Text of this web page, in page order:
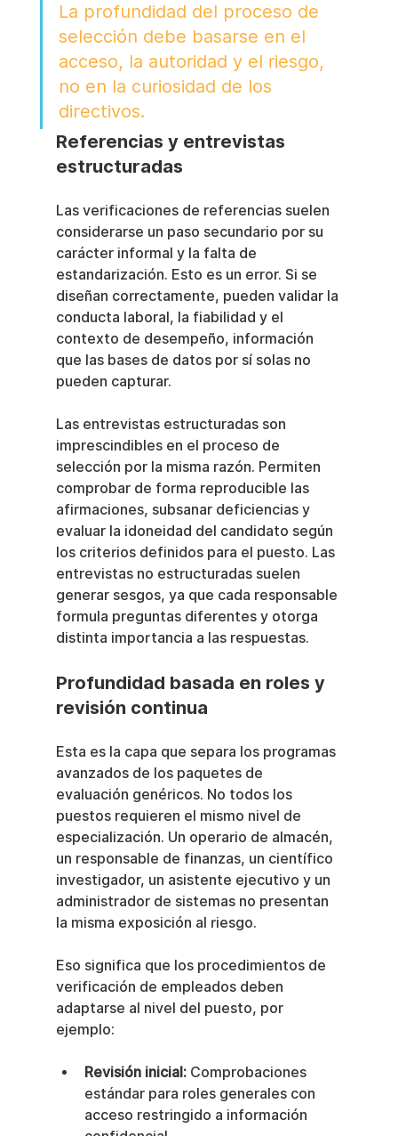
La profundidad del proceso de
selección debe basarse en el
acceso, la autoridad y el riesgo,
no en la curiosidad de los
directivos.
Referencias y entrevistas
estructuradas
Las verificaciones de referencias suelen
considerarse un paso secundario por su
carácter informal y la falta de
estandarización. Esto es un error. Si se
diseñan correctamente, pueden validar la
conducta laboral, la fiabilidad y el
contexto de desempeño, información
que las bases de datos por sí solas no
pueden capturar.
Las entrevistas estructuradas son
imprescindibles en el proceso de
selección por la misma razón. Permiten
comprobar de forma reproducible las
afirmaciones, subsanar deficiencias y
evaluar la idoneidad del candidato según
los criterios definidos para el puesto. Las
entrevistas no estructuradas suelen
generar sesgos, ya que cada responsable
formula preguntas diferentes y otorga
distinta importancia a las respuestas.
Profundidad basada en roles y
revisión continua
Esta es la capa que separa los programas
avanzados de los paquetes de
evaluación genéricos. No todos los
puestos requieren el mismo nivel de
especialización. Un operario de almacén,
un responsable de finanzas, un científico
investigador, un asistente ejecutivo y un
administrador de sistemas no presentan
la misma exposición al riesgo.
Eso significa que los procedimientos de
verificación de empleados deben
adaptarse al nivel del puesto, por
ejemplo:
Revisión inicial: Comprobaciones
estándar para roles generales con
acceso restringido a información